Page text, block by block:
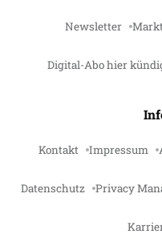
Newsletter
Digital-Abo hier
Kontakt Impressum
Datenschutz Privacy